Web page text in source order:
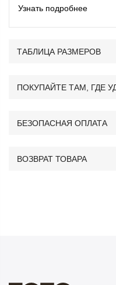
Узнать подробнее
ТАБЛИЦА РАЗМЕРОВ
ПОКУПАЙТЕ ТАМ, ГДЕ
БЕЗОПАСНАЯ ОПЛАТА
ВОЗВРАТ ТОВАРА